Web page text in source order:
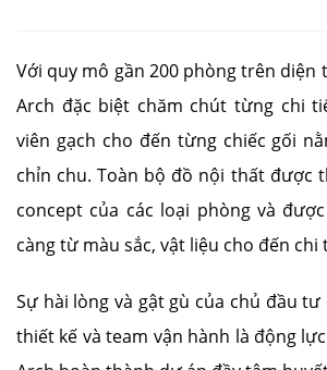
Với quy mô gần 200 phòng trên diện
Arch đặc biệt chăm chút từng chi
viên gạch cho đến từng chiếc gối
chỉn chu. Toàn bộ đồ nội thất được
concept của các loại phòng và
càng từ màu sắc, vật liệu cho đến
Sự hài lòng và gật gù của chủ đầu
thiết kế và team vận hành là động